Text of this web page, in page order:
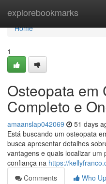
explorebookmarks
Home
Home
1
Osteopata em
Completo e
amaanslap042069 51 days
Está buscando um osteopata
busca apresentar detalhes
vantagens e quais localizar um
confiança na https://
Comments
Who